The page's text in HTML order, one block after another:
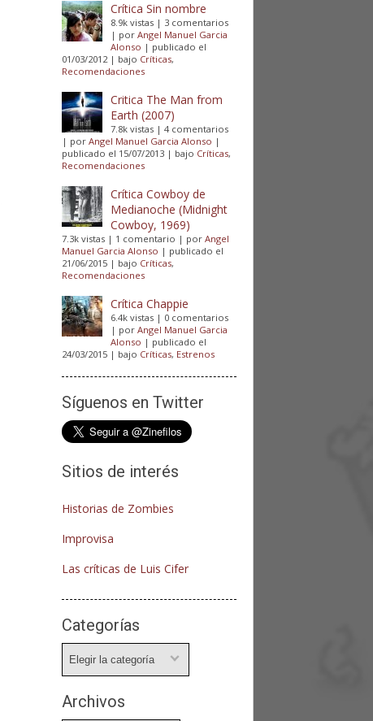
Crítica Sin nombre
8.9k vistas | 3 comentarios
| porAngel Manuel Garcia
Alonso | publicado el
01/03/2012| bajo Críticas,
Recomendaciones
Critica The Man from
Earth (2007)
7.8k vistas |4 comentarios
| porAngel Manuel Garcia Alonso |
publicado el 15/07/2013 | bajo Críticas,
Recomendaciones
Crítica Cowboy de
Medianoche (Midnight
Cowboy, 1969)
7.3k vistas | 1 comentario | porAngel
Manuel Garcia Alonso | publicado el
21/06/2015 | bajo Críticas,
Recomendaciones
Crítica Chappie
6.4k vistas | 0 comentarios
| porAngel Manuel Garcia
Alonso | publicado el
24/03/2015 | bajo Críticas, Estrenos
Síguenos en Twitter
Sitios de interés
Historias de Zombies
Improvisa
Las críticas de Luis Cifer
Categorías
Archivos